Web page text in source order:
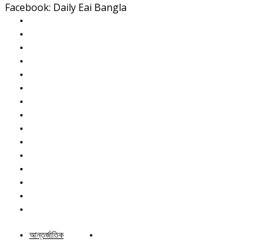
Facebook: Daily Eai Bangla
আন্তর্জাতিক